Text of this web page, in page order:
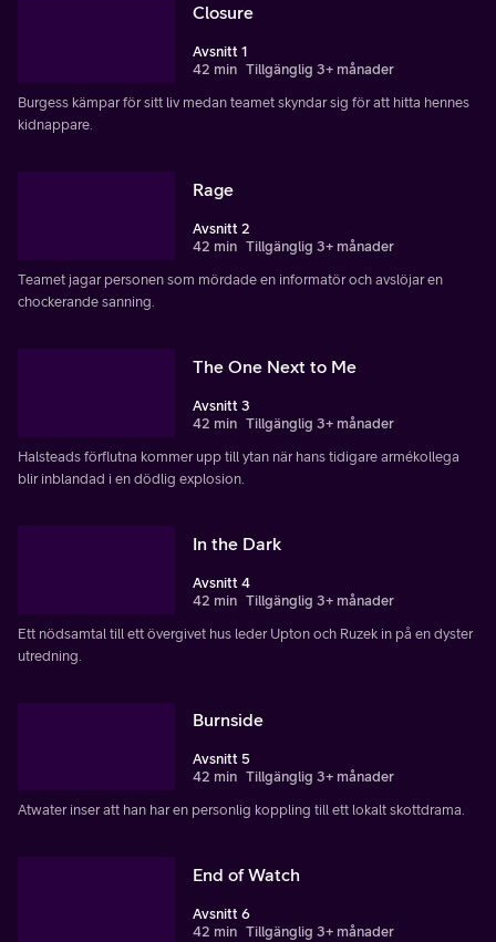
Closure
Avsnitt 1
42 min Tillgänglig 3+ månader
Burgess kämpar för sitt liv medan teamet skyndar sig för att hitta hennes
kidnappare.
Rage
Avsnitt 2
42 min Tillgänglig 3+ månader
Teamet jagar personen som mördade en informatör och avslöjar en
chockerande sanning.
The One Next to Me
Avsnitt 3
42 min Tillgänglig 3+ månader
Halsteads förflutna kommer upp till ytan när hans tidigare armékollega
blir inblandad i en dödlig explosion.
In the Dark
Avsnitt 4
42 min Tillgänglig 3+ månader
Ett nödsamtal till ett övergivet hus leder Upton och Ruzek in på en dyster
utredning.
Burnside
Avsnitt 5
42 min Tillgänglig 3+ månader
Atwater inser att han har en personlig koppling till ett lokalt skottdrama.
End of Watch
Avsnitt 6
42 min Tillgänglig 3+ månader